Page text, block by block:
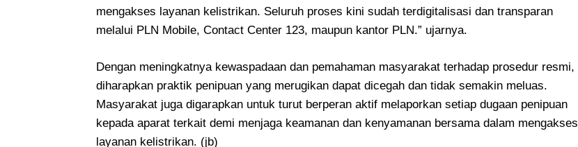
mengakses layanan kelistrikan. Seluruh proses kini sudah terdigitalisasi dan transparan
melalui PLN Mobile, Contact Center 123, maupun kantor PLN.” ujarnya.
Dengan meningkatnya kewaspadaan dan pemahaman masyarakat terhadap prosedur resmi,
diharapkan praktik penipuan yang merugikan dapat dicegah dan tidak semakin meluas.
Masyarakat juga digarapkan untuk turut berperan aktif melaporkan setiap dugaan penipuan
kepada aparat terkait demi menjaga keamanan dan kenyamanan bersama dalam mengakses
layanan kelistrikan. (jb)